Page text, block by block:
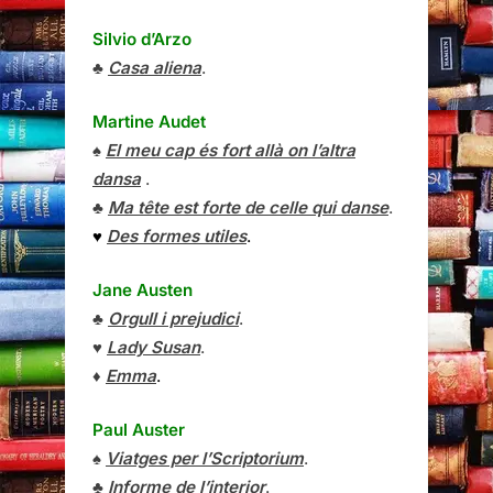
Silvio d’Arzo
♣ Casa aliena.
Martine Audet
♠ El meu cap és fort allà on l’altra
dansa.
♣ Ma tête est forte de celle qui danse.
♥ Des formes utiles.
Jane Austen
♣ Orgull i prejudici.
♥ Lady Susan.
♦ Emma.
Paul Auster
♠ Viatges per l’Scriptorium.
♣ Informe de l’interior.